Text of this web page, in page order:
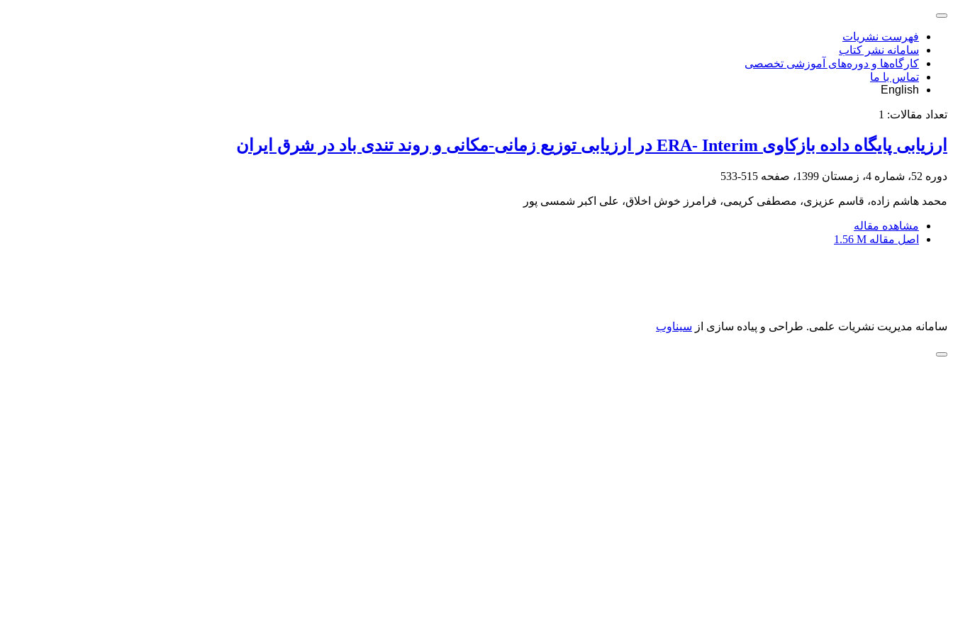
فهرست نشریات
سامانه نشر کتاب
کارگاه‌ها و دوره‌های آموزشی تخصصی
تماس با ما
English
تعداد مقالات: 1
ارزیابی پایگاه داده بازکاوی ERA- Interim در ارزیابی توزیع زمانی-مکانی و روند تندی باد در شرق ایران
دوره 52، شماره 4، زمستان 1399، صفحه 515-533
محمد هاشم زاده، قاسم عزیزی، مصطفی کریمی، فرامرز خوش اخلاق، علی اکبر شمسی پور
مشاهده مقاله
اصل مقاله 1.56 M
سامانه مدیریت نشریات علمی. طراحی و پیاده سازی از سیناوب